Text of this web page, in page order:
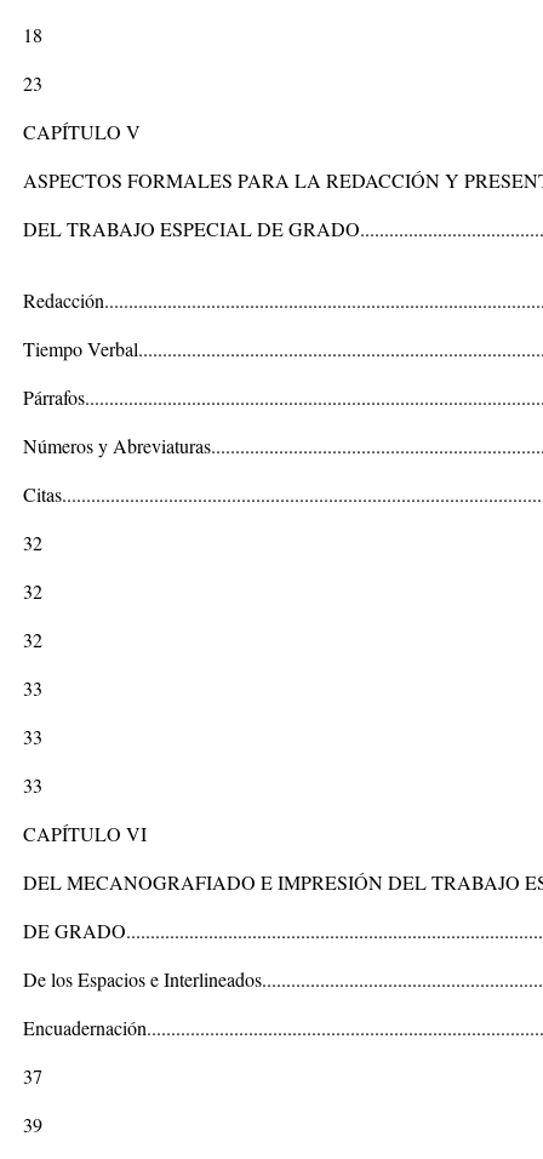
18
23
CAPÍTULO V
ASPECTOS FORMALES PARA LA REDACCIÓN Y
DEL TRABAJO ESPECIAL DE
Tiempo
Números y
32
32
32
33
33
33
CAPÍTULO VI
DEL MECANOGRAFIADO E IMPRESIÓN DEL TRABAJO
DE
De los Espacios e
37
39